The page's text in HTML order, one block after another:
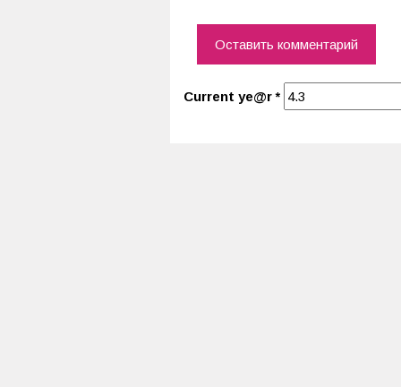
Current ye@r*